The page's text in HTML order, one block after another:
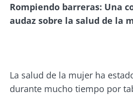
Rompiendo barreras: Una
audaz sobre la salud de la
La salud de la mujer ha
durante mucho tiempo por